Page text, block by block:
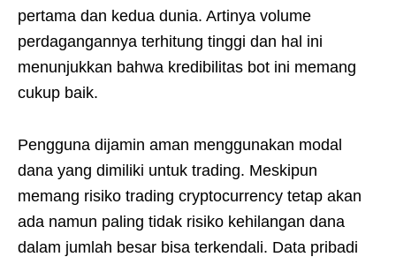
pertama dan kedua dunia. Artinya volume
perdagangannya terhitung tinggi dan hal ini
menunjukkan bahwa kredibilitas bot ini memang
cukup baik.
Pengguna dijamin aman menggunakan modal
dana yang dimiliki untuk trading. Meskipun
memang risiko trading cryptocurrency tetap akan
ada namun paling tidak risiko kehilangan dana
dalam jumlah besar bisa terkendali. Data pribadi